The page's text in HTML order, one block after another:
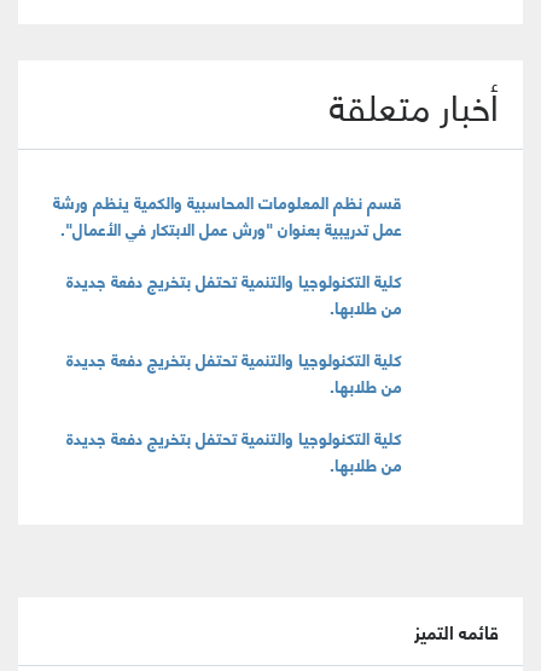
أخبار متعلقة
قسم نظم المعلومات المحاسبية والكمية ينظم ورشة
عمل تدريبية بعنوان "ورش عمل الابتكار في الأعمال".
كلية التكنولوجيا والتنمية تحتفل بتخريج دفعة جديدة
من طلابها.
كلية التكنولوجيا والتنمية تحتفل بتخريج دفعة جديدة
من طلابها.
كلية التكنولوجيا والتنمية تحتفل بتخريج دفعة جديدة
من طلابها.
قائمه التميز